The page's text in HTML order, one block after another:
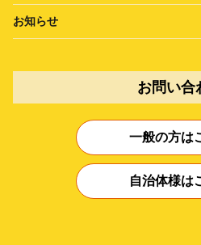
お知らせ
お問い合
一般の方は
自治体様は